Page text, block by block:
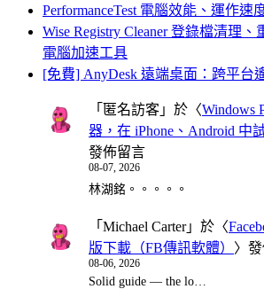
PerformanceTest 電腦效能、運作速
Wise Registry Cleaner 登錄檔清理
電腦加速工具
[免費] AnyDesk 遠端桌面：跨平台
「 匿名訪客 」於〈Windows
器，在 iPhone、Android 中
發佈留言
08-07, 2026
林湖銘。。。。。
「 Michael Carter」於〈
版下載（FB傳訊軟體） 〉
08-06, 2026
Solid guide — the lo…